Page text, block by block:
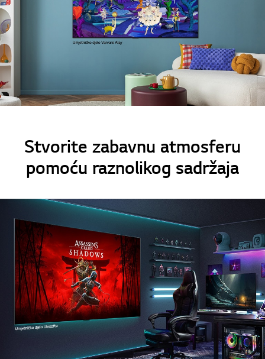
Stvorite zabavnu atmosferu
pomoću raznolikog sadržaja